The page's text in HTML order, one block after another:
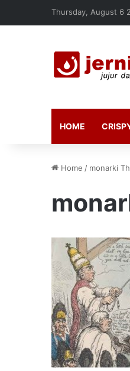
Thursday, August 6
HOME
Home / monarki